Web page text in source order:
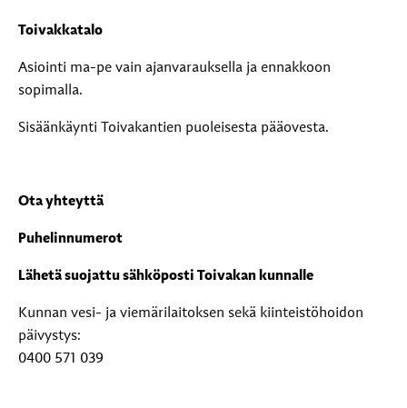
Toivakkatalo
Asiointi ma-pe vain ajanvarauksella ja ennakkoon
sopimalla.
Sisäänkäynti Toivakantien puoleisesta pääovesta.
Ota yhteyttä
Puhelinnumerot
Lähetä suojattu sähköposti Toivakan kunnalle
Kunnan vesi- ja viemärilaitoksen sekä kiinteistöhoidon
päivystys:
0400 571 039